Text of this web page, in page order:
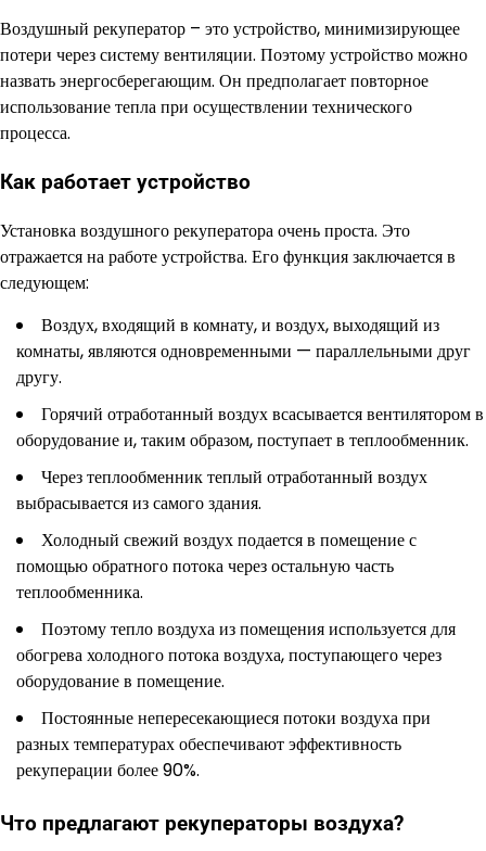
Воздушный рекуператор – это устройство, минимизирующее
потери через систему вентиляции. Поэтому устройство можно
назвать энергосберегающим. Он предполагает повторное
использование тепла при осуществлении технического
процесса.
Как работает устройство
Установка воздушного рекуператора очень проста. Это
отражается на работе устройства. Его функция заключается в
следующем:
Воздух, входящий в комнату, и воздух, выходящий из
комнаты, являются одновременными — параллельными друг
другу.
Горячий отработанный воздух всасывается вентилятором в
оборудование и, таким образом, поступает в теплообменник.
Через теплообменник теплый отработанный воздух
выбрасывается из самого здания.
Холодный свежий воздух подается в помещение с
помощью обратного потока через остальную часть
теплообменника.
Поэтому тепло воздуха из помещения используется для
обогрева холодного потока воздуха, поступающего через
оборудование в помещение.
Постоянные непересекающиеся потоки воздуха при
разных температурах обеспечивают эффективность
рекуперации более 90%.
Что предлагают рекуператоры воздуха?